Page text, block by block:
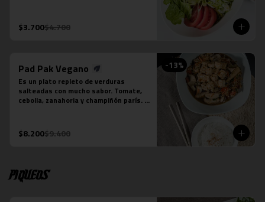
$3.700$4.700
-13%
Pad Pak Vegano
Es un plato repleto de verduras
salteadas con mucho sabor. Tomate,
cebolla, zanahoria y champiñón parís.
de arroz jazmín.  Foto referencial, el
tofu es un extra.
$8.200$9.400
Piqueos